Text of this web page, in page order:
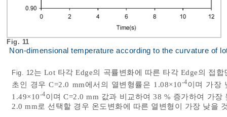
Fig. 11
Non-dimensional temperature according to the curvature of
Fig. 12는 Lot 타각 Edge의 곡률변화에 따른 타각 Edge의 접
초인 경우 C=2.0 mm에서의 열변형률은 1.08×10-4이며 가장
1.49×10-4이며 C=2.0 mm 값과 비교하여 38 % 증가하여 가
2.0 mm로 선택할 경우 온도변화에 따른 열변형이 가장 낮을